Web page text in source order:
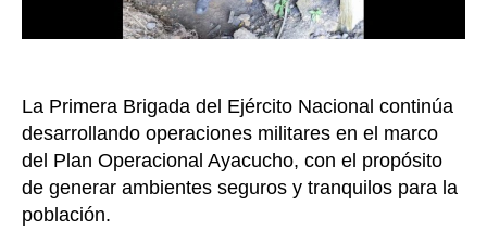
La Primera Brigada del Ejército Nacional continúa
desarrollando operaciones militares en el marco
del Plan Operacional Ayacucho, con el propósito
de generar ambientes seguros y tranquilos para la
población.